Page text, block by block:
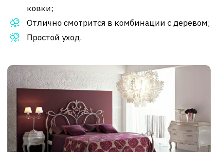
ковки;
Отлично смотрится в комбинации с деревом;
Простой уход.